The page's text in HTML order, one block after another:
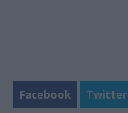
Facebook
Twitter